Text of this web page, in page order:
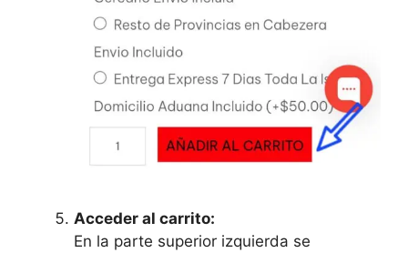
Acceder al carrito:
En la parte superior izquierda se